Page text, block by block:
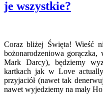
je wszystkie?
Coraz bliżej Święta! Wieść
bożonarodzeniowa
Mark Darcy), będziemy
kartkach jak w Love
przyjaciół (nawet tak
nawet wyjedziemy na mały